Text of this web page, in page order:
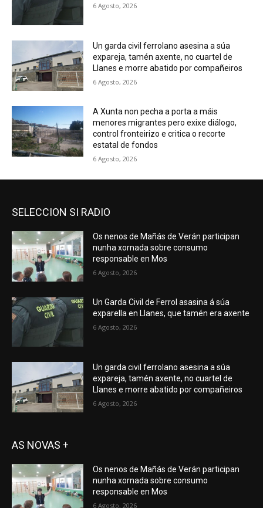
6 Agosto, 2026
Un garda civil ferrolano asesina a súa
expareja, tamén axente, no cuartel de
Llanes e morre abatido por compañeiros
6 Agosto, 2026
A Xunta non pecha a porta a máis
menores migrantes pero exixe diálogo,
control fronteirizo e critica o recorte
estatal de fondos
6 Agosto, 2026
SELECCION SI RADIO
Os nenos de Mañás de Verán participan
nunha xornada sobre consumo
responsable en Mos
6 Agosto, 2026
Un Garda Civil de Ferrol asasina á súa
exparella en Llanes, que tamén era axente
6 Agosto, 2026
Un garda civil ferrolano asesina a súa
expareja, tamén axente, no cuartel de
Llanes e morre abatido por compañeiros
6 Agosto, 2026
AS NOVAS +
Os nenos de Mañás de Verán participan
nunha xornada sobre consumo
responsable en Mos
6 Agosto, 2026